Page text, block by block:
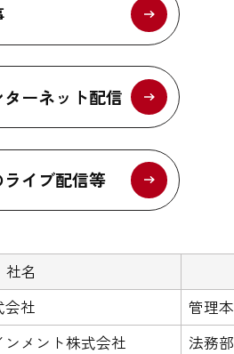
ーネット配信
イブ配信等
社名
会社
管理
ンメント株式会社
法務